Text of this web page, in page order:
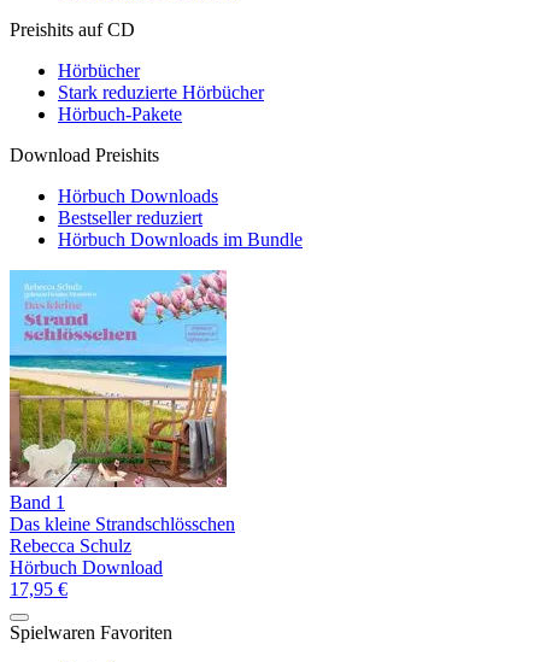
Preishits auf CD
Hörbücher
Stark reduzierte Hörbücher
Hörbuch-Pakete
Download Preishits
Hörbuch Downloads
Bestseller reduziert
Hörbuch Downloads im Bundle
Band 1
Das kleine Strandschlösschen
Rebecca Schulz
Hörbuch Download
17,95 €
Spielwaren Favoriten